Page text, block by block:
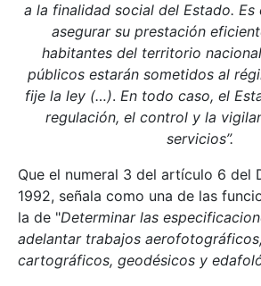
a la finalidad social del Estado. Es
asegurar su prestación
habitantes del territorio
públicos estarán sometidos al
fije la ley (…). En todo caso, el
regulación, el control y la
servicios”.
Que el numeral 3 del artículo 6 del
1992, señala como una de las
la de "Determinar las
adelantar trabajos
cartográficos, geodésicos y